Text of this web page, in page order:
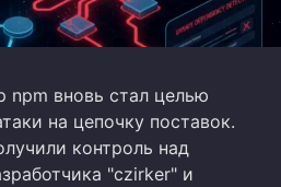
вновь стал целью
на цепочку поставок.
контроль над
"czirker" и